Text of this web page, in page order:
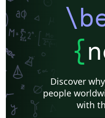
{
Discover
people
with